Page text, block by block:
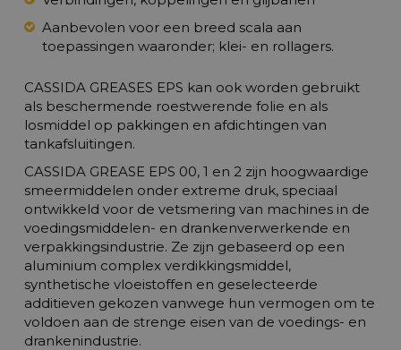
Aanbevolen voor een breed scala aan
toepassingen waaronder; klei- en rollagers.
CASSIDA GREASES EPS kan ook worden gebruikt
als beschermende roestwerende folie en als
losmiddel op pakkingen en afdichtingen van
tankafsluitingen.
CASSIDA GREASE EPS 00, 1 en 2 zijn hoogwaardige
smeermiddelen onder extreme druk, speciaal
ontwikkeld voor de vetsmering van machines in de
voedingsmiddelen- en drankenverwerkende en
verpakkingsindustrie. Ze zijn gebaseerd op een
aluminium complex verdikkingsmiddel,
synthetische vloeistoffen en geselecteerde
additieven gekozen vanwege hun vermogen om te
voldoen aan de strenge eisen van de voedings- en
drankenindustrie.